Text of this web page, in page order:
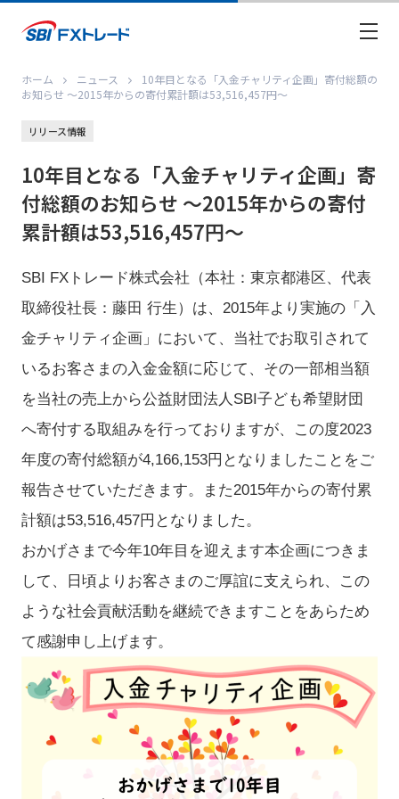
ホーム ニュース
10年目となる「入金チャリティ企画」寄付総額の
お知らせ ～2015年からの寄付累計額は53,516,457円～
リリース情報
10年目となる「入金チャリティ企画」寄
付総額のお知らせ ～2015年からの寄付
累計額は53,516,457円～
SBI FXトレード株式会社（本社：東京都港区、代表
取締役社長：藤田 行生）は、2015年より実施の「入
金チャリティ企画」において、当社でお取引されて
いるお客さまの入金金額に応じて、その一部相当額
を当社の売上から公益財団法人SBI子ども希望財団
へ寄付する取組みを行っておりますが、この度2023
年度の寄付総額が4,166,153円となりましたことをご
報告させていただきます。また2015年からの寄付累
計額は53,516,457円となりました。
おかげさまで今年10年目を迎えます本企画につきま
して、日頃よりお客さまのご厚誼に支えられ、この
ような社会貢献活動を継続できますことをあらため
て感謝申し上げます。